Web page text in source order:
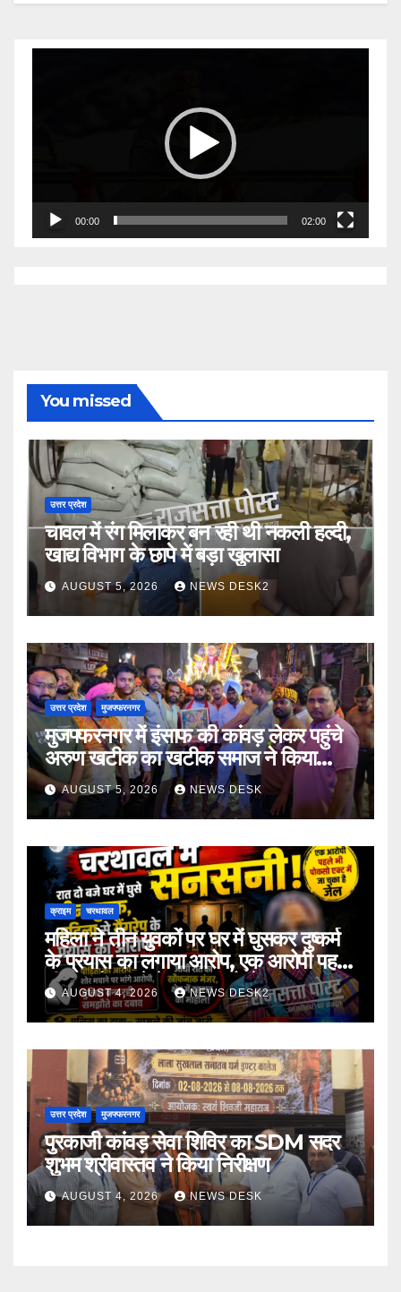
00:00 02:00
You missed
उत्तर प्रदेश
चावल में रंग मिलाकर बन रही थी नकली हल्दी,
खाद्य विभाग के छापे में बड़ा खुलासा
AUGUST 5, 2026 NEWS DESK2
उत्तर प्रदेश मुजफ्फरनगर
मुजफ्फरनगर में इंसाफ की कांवड़ लेकर पहुंचे
अरुण खटीक का खटीक समाज ने किया
स्वागत
AUGUST 5, 2026 NEWS DESK
क्राइम चरथावल
महिला ने तीन युवकों पर घर में घुसकर दुष्कर्म
के प्रयास का लगाया आरोप, एक आरोपी पहले
भी पॉक्सो मामले में जा चुका है जेल
AUGUST 4, 2026 NEWS DESK2
उत्तर प्रदेश मुजफ्फरनगर
पुरकाजी कांवड़ सेवा शिविर का SDM सदर
शुभम श्रीवास्तव ने किया निरीक्षण
AUGUST 4, 2026 NEWS DESK